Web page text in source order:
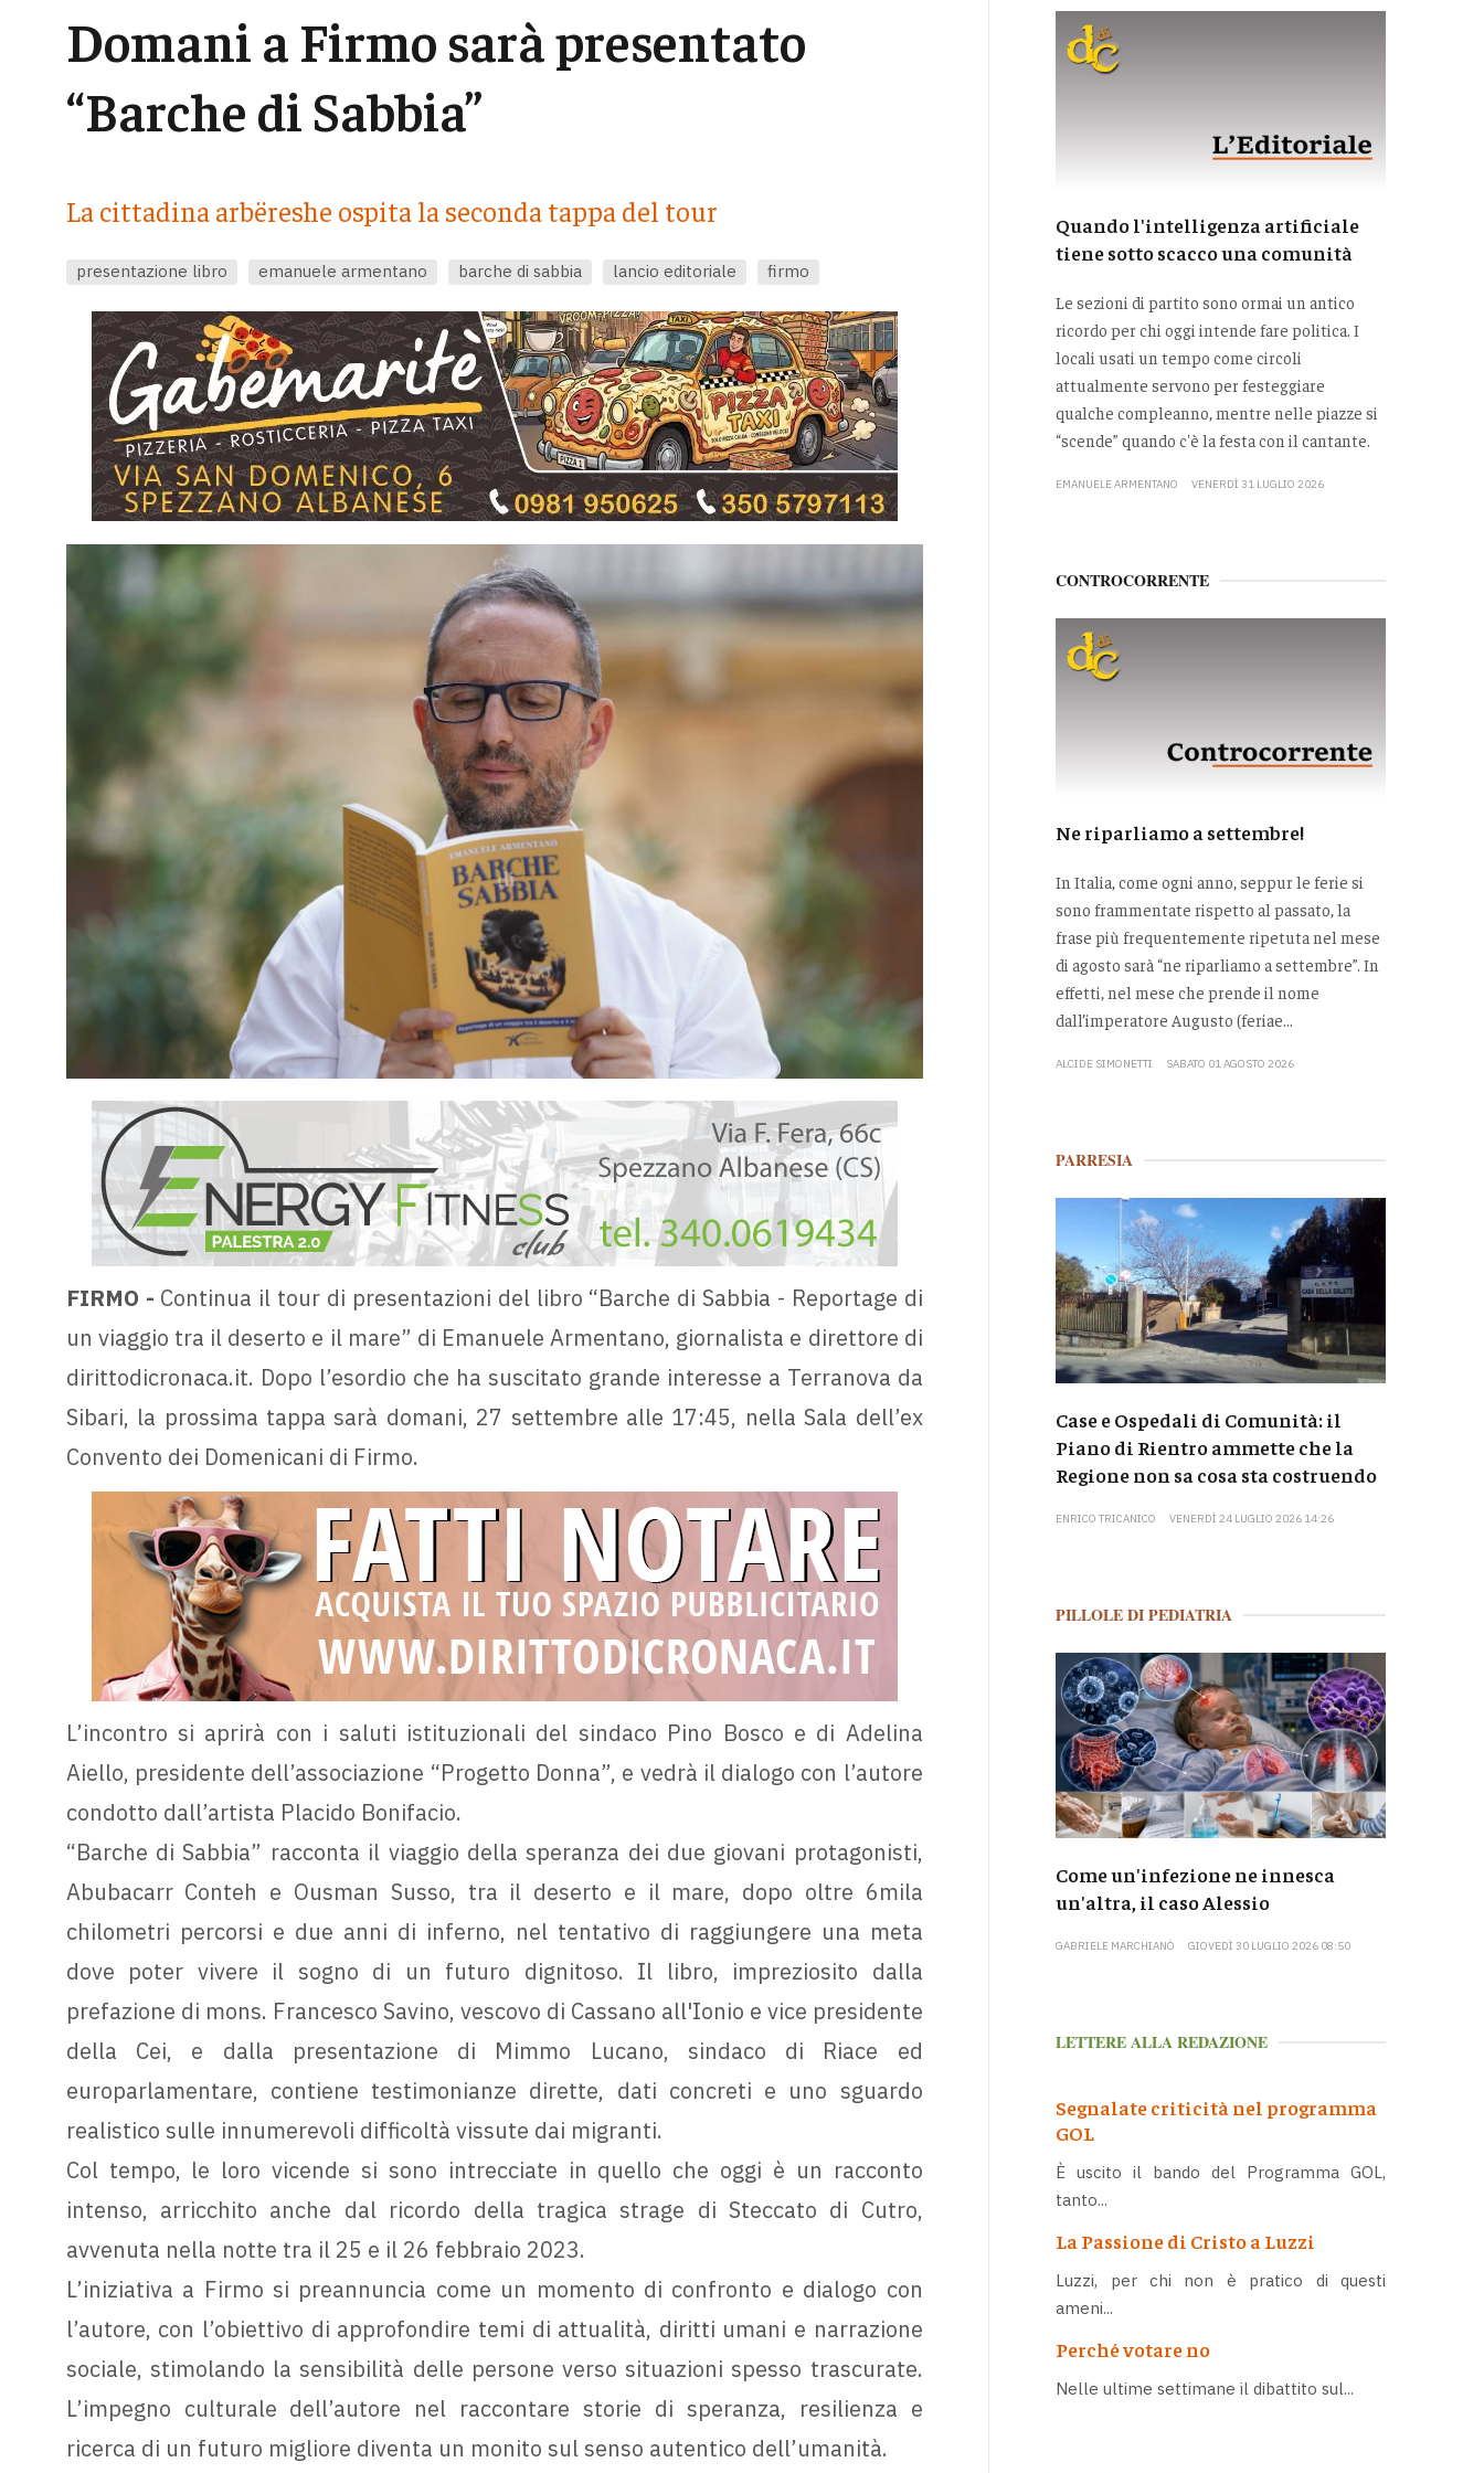
Domani a Firmo sarà presentato
“Barche di Sabbia”
La cittadina arbëreshe ospita la seconda tappa del tour
presentazione libro emanuele armentano barche di sabbia lancio editoriale firmo
FIRMO - Continua il tour di presentazioni del libro “Barche di Sabbia - Reportage di
un viaggio tra il deserto e il mare” di Emanuele Armentano, giornalista e direttore di
dirittodicronaca.it. Dopo l’esordio che ha suscitato grande interesse a Terranova da
Sibari, la prossima tappa sarà domani, 27 settembre alle 17:45, nella Sala dell’ex
Convento dei Domenicani di Firmo.
L’incontro si aprirà con i saluti istituzionali del sindaco Pino Bosco e di Adelina
Aiello, presidente dell’associazione “Progetto Donna”, e vedrà il dialogo con l’autore
condotto dall’artista Placido Bonifacio.
“Barche di Sabbia” racconta il viaggio della speranza dei due giovani protagonisti,
Abubacarr Conteh e Ousman Susso, tra il deserto e il mare, dopo oltre 6mila
chilometri percorsi e due anni di inferno, nel tentativo di raggiungere una meta
dove poter vivere il sogno di un futuro dignitoso. Il libro, impreziosito dalla
prefazione di mons. Francesco Savino, vescovo di Cassano all'Ionio e vice presidente
della Cei, e dalla presentazione di Mimmo Lucano, sindaco di Riace ed
europarlamentare, contiene testimonianze dirette, dati concreti e uno sguardo
realistico sulle innumerevoli difficoltà vissute dai migranti.
Col tempo, le loro vicende si sono intrecciate in quello che oggi è un racconto
intenso, arricchito anche dal ricordo della tragica strage di Steccato di Cutro,
avvenuta nella notte tra il 25 e il 26 febbraio 2023.
L’iniziativa a Firmo si preannuncia come un momento di confronto e dialogo con
l’autore, con l’obiettivo di approfondire temi di attualità, diritti umani e narrazione
sociale, stimolando la sensibilità delle persone verso situazioni spesso trascurate.
L’impegno culturale dell’autore nel raccontare storie di speranza, resilienza e
ricerca di un futuro migliore diventa un monito sul senso autentico dell’umanità.
Quando l'intelligenza artificiale
tiene sotto scacco una comunità
Le sezioni di partito sono ormai un antico
ricordo per chi oggi intende fare politica. I
locali usati un tempo come circoli
attualmente servono per festeggiare
qualche compleanno, mentre nelle piazze si
“scende” quando c'è la festa con il cantante.
EMANUELE ARMENTANO VENERDÌ 31 LUGLIO 2026
CONTROCORRENTE
Ne riparliamo a settembre!
In Italia, come ogni anno, seppur le ferie si
sono frammentate rispetto al passato, la
frase più frequentemente ripetuta nel mese
di agosto sarà “ne riparliamo a settembre”. In
effetti, nel mese che prende il nome
dall’imperatore Augusto (feriae...
ALCIDE SIMONETTI SABATO 01 AGOSTO 2026
PARRESIA
Case e Ospedali di Comunità: il
Piano di Rientro ammette che la
Regione non sa cosa sta costruendo
ENRICO TRICANICO VENERDÌ 24 LUGLIO 2026 14:26
PILLOLE DI PEDIATRIA
Come un'infezione ne innesca
un'altra, il caso Alessio
GABRIELE MARCHIANÒ GIOVEDÌ 30 LUGLIO 2026 08:50
LETTERE ALLA REDAZIONE
Segnalate criticità nel programma
GOL
È uscito il bando del Programma GOL,
tanto...
La Passione di Cristo a Luzzi
Luzzi, per chi non è pratico di questi
ameni...
Perché votare no
Nelle ultime settimane il dibattito sul...